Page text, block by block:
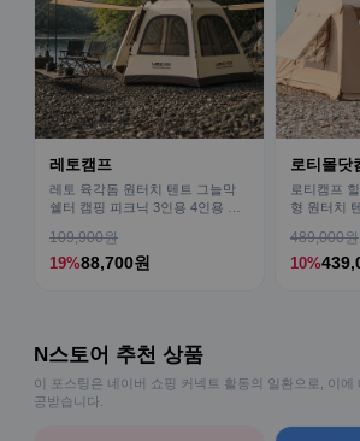
레토캠프
레토 육각돔 원터치 텐트 그늘막
쉘터 캠핑 피크닉 3인용 4인용 패
109,900원
19%88,700원
로티몰닷
로티캠프
형 원터치
489,000원
10%
N스토어 추천 상품
이 포스팅은 네이버 쇼핑 커넥트 활동의 일환으로, 이에
공받습니다.